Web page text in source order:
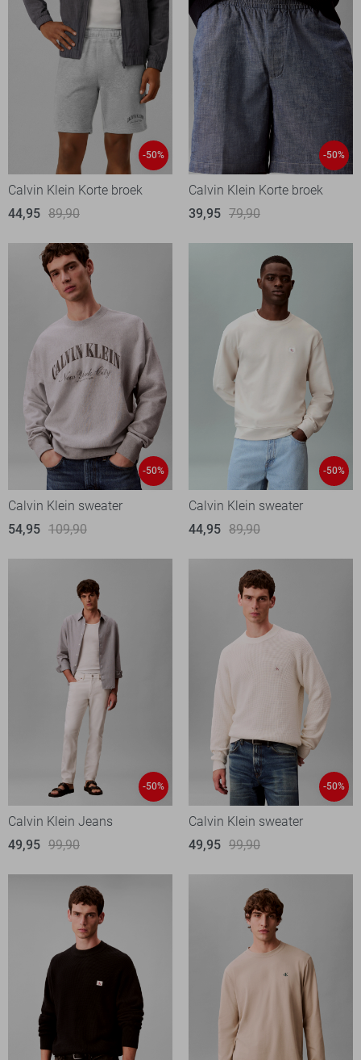
-50%
Calvin Klein Korte broek
44,95 89,90
-50%
Calvin Klein Korte broek
39,95 79,90
-50%
Calvin Klein sweater
54,95 109,90
-50%
Calvin Klein sweater
44,95 89,90
-50%
Calvin Klein Jeans
49,95 99,90
-50%
Calvin Klein sweater
49,95 99,90